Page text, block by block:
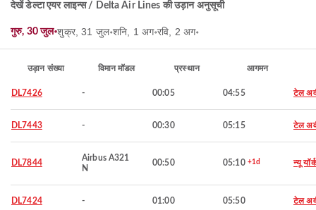
देखें डेल्टा एयर लाइन्स / Delta Air Lines की उड़ान अनुसूची
गुरु, 30 जुल॰शुक्र, 31 जुल॰शनि, 1 अग॰रवि, 2 अग॰
उड़ान संख्या विमान मॉडल प्रस्थान आगमन
DL7426 - 00:05 04:55 टेल
DL7443 - 00:30 05:15 टेल
DL7844
Airbus A321
N
00:50 05:10 +1d न्यू
DL7424 - 01:00 05:50 टेल